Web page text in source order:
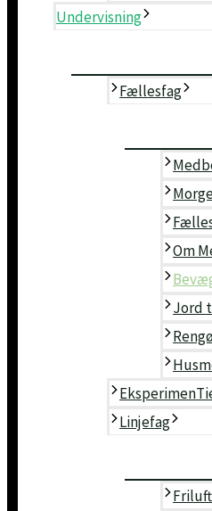
Undervisning
Fællesfag
Om
Jord
Linjefag
Fællesfag
Fælleskor
Jord til
Rengøring
Husmøde
EksperimenTiende
Friluftsliv
Ridning
Musik
Håndværk
Kok amok
Design
Teater